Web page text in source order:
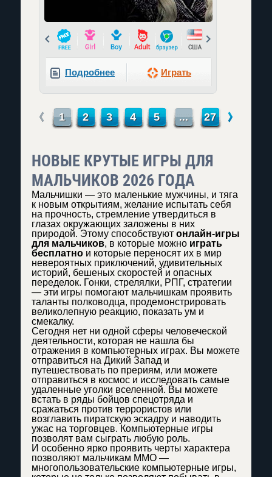
Prev
Подробнее Играть
←1 2 3 4 5 ... 27
НОВЫЕ КРУТЫЕ ИГРЫ ДЛЯ
МАЛЬЧИКОВ 2026 ГОДА
Мальчишки — это маленькие мужчины, и тяга
к новым открытиям, желание испытать себя
на прочность, стремление утвердиться в
глазах окружающих заложены в них
природой. Этому способствуют онлайн-игры
для мальчиков, в которые можно играть
бесплатно и которые переносят их в мир
невероятных приключений, удивительных
историй, бешеных скоростей и опасных
переделок. Гонки, стрелялки, РПГ, стратегии
— эти игры помогают мальчишкам проявить
таланты полководца, продемонстрировать
великолепную реакцию, показать ум и
смекалку.
Сегодня нет ни одной сферы человеческой
деятельности, которая не нашла бы
отражения в компьютерных играх. Вы можете
отправиться на Дикий Запад и
путешествовать по прериям, или можете
отправиться в космос и исследовать самые
удаленные уголки вселенной. Вы можете
встать в ряды бойцов спецотряда и
сражаться против террористов или
возглавить пиратскую эскадру и наводить
ужас на торговцев. Компьютерные игры
позволят вам сыграть любую роль.
И особенно ярко проявить черты характера
позволяют мальчикам MMO —
многопользовательские компьютерные игры,